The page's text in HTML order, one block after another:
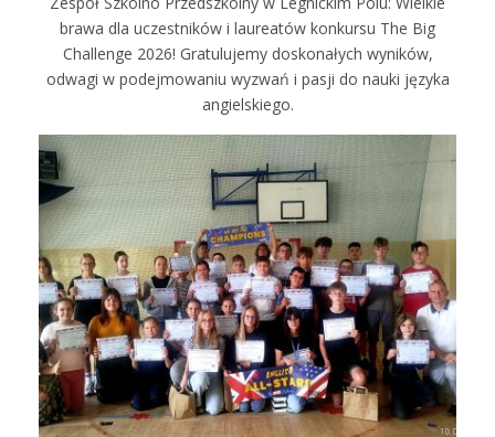
brawa dla uczestników i laureatów konkursu The Big
Challenge 2026! Gratulujemy doskonałych wyników,
odwagi w podejmowaniu wyzwań i pasji do nauki języka
angielskiego.